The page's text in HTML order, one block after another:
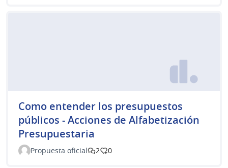
Como entender los presupuestos
públicos - Acciones de Alfabetización
Presupuestaria
Propuesta oficial 2 0